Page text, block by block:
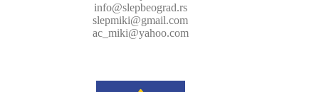
info@slepbeograd.rs
slepmiki@gmail.com
ac_miki@yahoo.com